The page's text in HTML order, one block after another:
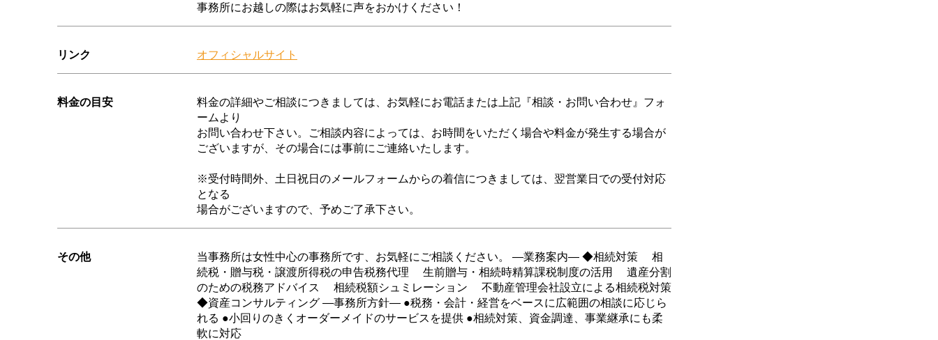
事務所にお越しの際はお気軽に声をおかけください！
リンク オフィシャルサイト
料金の目安
料金の詳細やご相談につきましては、お気軽にお電話または上記『相談・お問い合わせ』フォ
ームより
お問い合わせ下さい。ご相談内容によっては、お時間をいただく場合や料金が発生する場合が
ございますが、その場合には事前にご連絡いたします。
※受付時間外、土日祝日のメールフォームからの着信につきましては、翌営業日での受付対応
となる
場合がございますので、予めご了承下さい。
その他
当事務所は女性中心の事務所です、お気軽にご相談ください。 ―業務案内― ◆相続対策 相
続税・贈与税・譲渡所得税の申告税務代理 生前贈与・相続時精算課税制度の活用 遺産分割
のための税務アドバイス 相続税額シュミレーション 不動産管理会社設立による相続税対策
◆資産コンサルティング ―事務所方針― ●税務・会計・経営をベースに広範囲の相談に応じら
れる ●小回りのきくオーダーメイドのサービスを提供 ●相続対策、資金調達、事業継承にも柔
軟に対応